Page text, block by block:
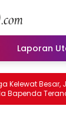
Laporan
Kasus